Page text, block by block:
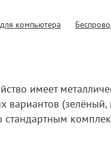
компьютера
имеет
вариантов
стандартным